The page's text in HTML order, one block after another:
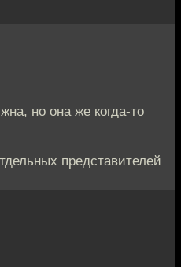
но она же когда-то
представителей